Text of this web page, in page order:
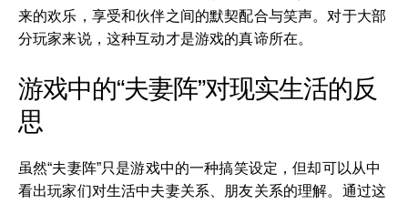
来的欢乐，享受和伙伴之间的默契配合与笑声。对于大部
分玩家来说，这种互动才是游戏的真谛所在。
游戏中的“夫妻阵”对现实生活的反
思
虽然“夫妻阵”只是游戏中的一种搞笑设定，但却可以从中
看出玩家们对生活中夫妻关系、朋友关系的理解。通过这